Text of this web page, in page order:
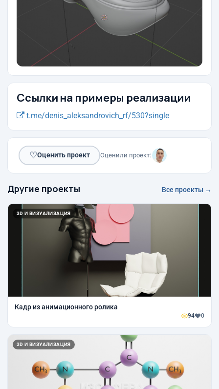
Ссылки на примеры реализации
t.me/denis_aleksandrovich_rf/530?single
♡Оценить проект Оценили проект:
Другие проекты Все проекты →
3D И ВИЗУАЛИЗАЦИЯ
Кадр из анимационного ролика
94 0
3D И ВИЗУАЛИЗАЦИЯ